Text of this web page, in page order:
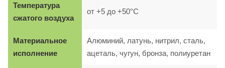
Температура
сжатого воздуха
от +5 до +50°C
Материальное
исполнение
Алюминий, латунь, нитрил, сталь,
ацеталь, чугун, бронза, полиуретан